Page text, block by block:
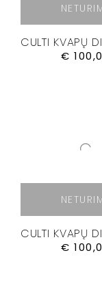
€
€